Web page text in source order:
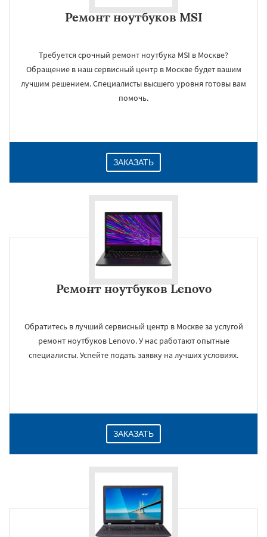
Ремонт ноутбуков MSI
Требуется срочный ремонт ноутбука MSI в Москве?
Обращение в наш сервисный центр в Москве будет вашим
лучшим решением. Специалисты высшего уровня готовы вам
помочь.
ЗАКАЗАТЬ
Ремонт ноутбуков Lenovo
Обратитесь в лучший сервисный центр в Москве за услугой
ремонт ноутбуков Lenovo. У нас работают опытные
специалисты. Успейте подать заявку на лучших условиях.
ЗАКАЗАТЬ